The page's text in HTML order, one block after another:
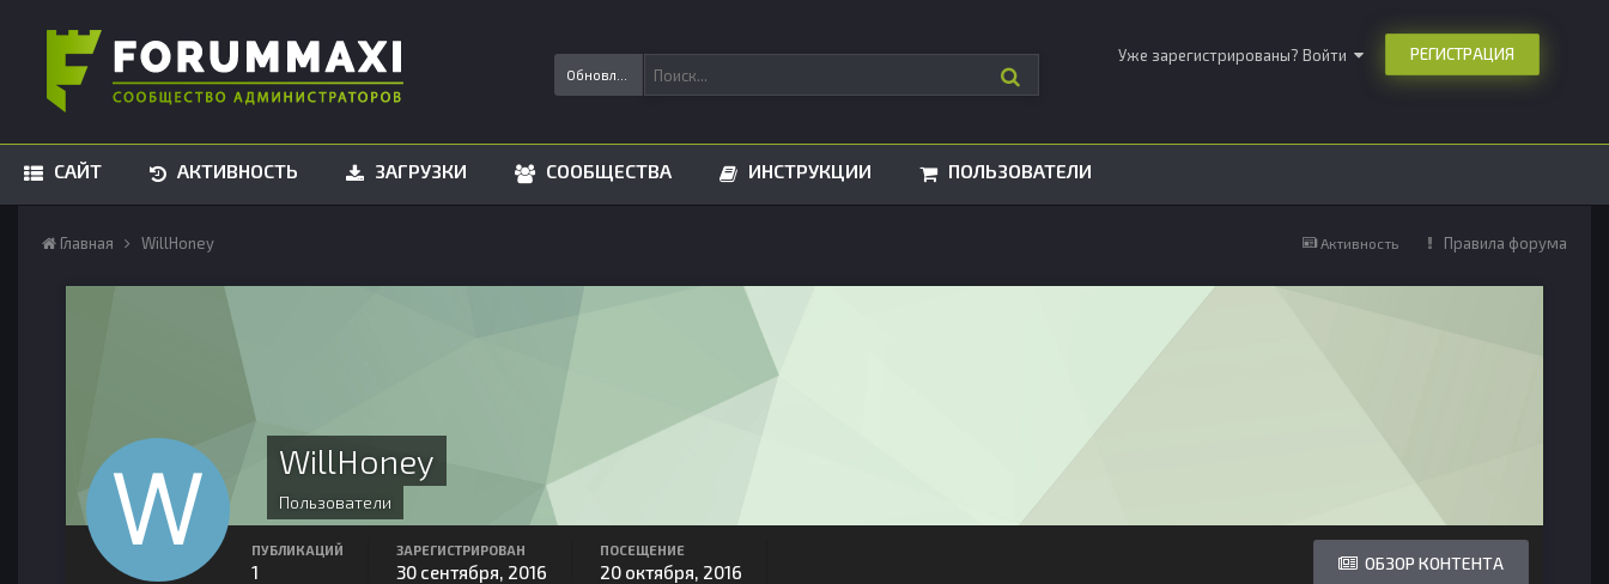
Уже зарегистрированы? Войти РЕГИСТРАЦИЯ
САЙТ АКТИВНОСТЬ ЗАГРУЗКИ СООБЩЕСТВА ИНСТРУКЦИИ ПОЛЬЗОВАТЕЛИ
Активность Правила форума
Главная WillHoney
WillHoney
Пользователи
ОБЗОР КОНТЕНТА
ПУБЛИКАЦИЙ
1
ЗАРЕГИСТРИРОВАН
30 сентября, 2016
ПОСЕЩЕНИЕ
20 октября, 2016